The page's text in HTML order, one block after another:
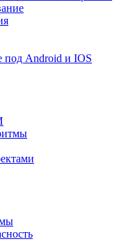
под Android и IOS